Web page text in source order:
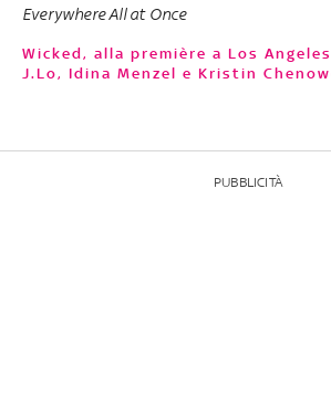
Everywhere All at Once
Wicked, alla première a Los Angeles col cast anche
J.Lo, Idina Menzel e Kristin
PUBBLICITÀ